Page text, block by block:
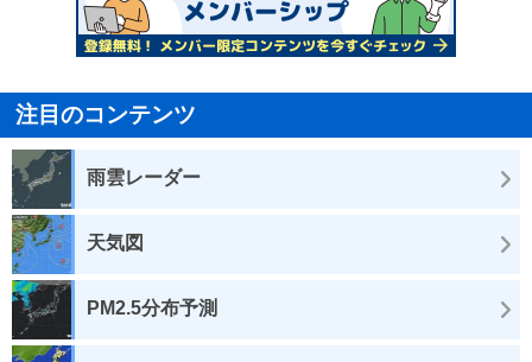
注目のコンテンツ
雨雲レーダー
天気図
PM2.5分布予測